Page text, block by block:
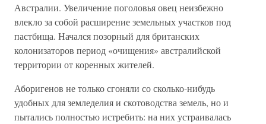
Австралии. Увеличение поголовья овец неизбежно
влекло за собой расширение земельных участков под
пастбища. Начался позорный для британских
колонизаторов период «очищения» австралийской
территории от коренных жителей.
Аборигенов не только сгоняли со сколько-нибудь
удобных для земледелия и скотоводства земель, но и
пытались полностью истребить: на них устраивалась